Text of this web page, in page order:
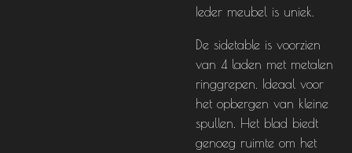
Ieder meubel is uniek.
De sidetable is voorzien
van 4 laden met metalen
ringgrepen. Ideaal voor
het opbergen van kleine
spullen. Het blad biedt
genoeg ruimte om het